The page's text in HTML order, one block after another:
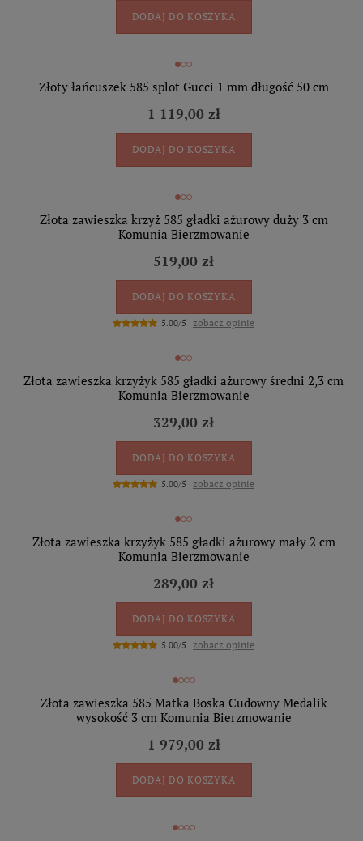
DODAJ DO KOSZYKA
Złoty łańcuszek 585 splot Gucci 1 mm długość 50 cm
1 119,00 zł
DODAJ DO KOSZYKA
Złota zawieszka krzyż 585 gładki ażurowy duży 3 cm
Komunia Bierzmowanie
519,00 zł
DODAJ DO KOSZYKA
5.00/5 zobacz opinie
Złota zawieszka krzyżyk 585 gładki ażurowy średni 2,3 cm
Komunia Bierzmowanie
329,00 zł
DODAJ DO KOSZYKA
5.00/5 zobacz opinie
Złota zawieszka krzyżyk 585 gładki ażurowy mały 2 cm
Komunia Bierzmowanie
289,00 zł
DODAJ DO KOSZYKA
5.00/5 zobacz opinie
Złota zawieszka 585 Matka Boska Cudowny Medalik
wysokość 3 cm Komunia Bierzmowanie
1 979,00 zł
DODAJ DO KOSZYKA